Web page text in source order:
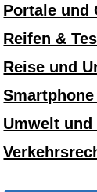
Portale und
Reifen &
Reise und
Umwelt